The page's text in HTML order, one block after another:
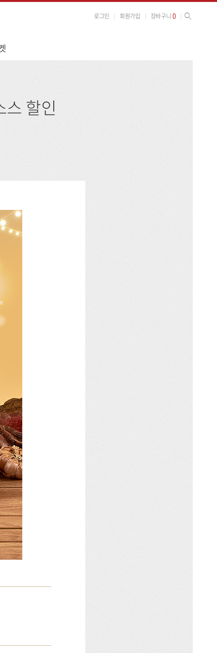
로그인 회원가입 장바구니0 사이트 검색
할인